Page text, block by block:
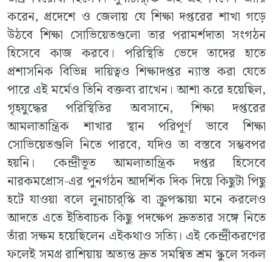
করেন, প্রদেশে ও জেলায় যে শিক্ষা দপ্তরের শাখা গড়ে
উঠবে শিক্ষা সোভিয়েতগুলো তার পরামর্শদাতা সংগঠন
হিসেবে কাজ করবে। পরিস্থিতি ভেদে তাদের হাতে
প্রশাসনিক বিভিন্ন দায়িত্বও শিক্ষাদপ্তর ন্যাস্ত করা যেতে
পারে এই মর্মেও তিনি বক্তব্য রাখেন। আশা করে হয়েছিল,
গৃহযুদ্ধের পরিস্থিতির অবসানে, শিক্ষা দপ্তরের
আমলাতান্ত্রিক শাখার স্থান পরিপূর্ণ ভাবে শিক্ষা
সোভিয়েতগুলি নিতে পারবে, যদিও তা বস্তবে সম্ভবপর
হয়নি। কেন্দ্রীভূত আমলাতান্ত্রিক দপ্তর হিসেবে
নারকমপ্রোস-এর পুনর্গঠন আদর্শিক দিক দিয়ে কিছুটা পিছু
হটে যাওয়া বলে লুনাচার্‌স্কি বা ক্রুপস্কায়া মনে করলেও
আদতে এতে ইতিবাচক কিছু পদক্ষেপ দ্রুততার সঙ্গে নিতে
তাঁরা সক্ষম হয়েছিলেন এইকথাও সত্যি। এই কেন্দ্রীকরণের
ফলেই সমগ্র রাশিয়ায় অত্যন্ত দ্রুত সমন্বিত শ্রম স্কুলে সকল